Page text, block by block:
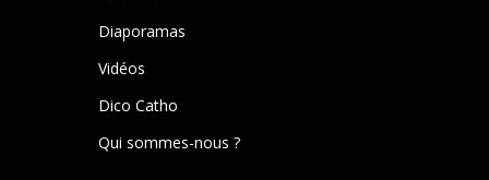
Diaporamas
Vidéos
Dico Catho
Qui sommes-nous ?